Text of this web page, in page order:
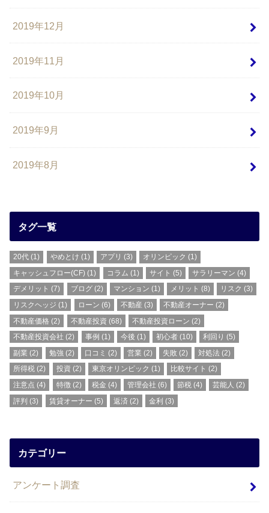
2019年12月
2019年11月
2019年10月
2019年9月
2019年8月
タグ一覧
20代 (1) やめとけ (1) アプリ (3) オリンピック (1)
キャッシュフロー(CF) (1) コラム (1) サイト (5) サラリーマン (4)
デメリット (7) ブログ(2) マンション (1) メリット (8) リスク (3)
リスクヘッジ (1) ローン (6) 不動産(3) 不動産オーナー (2)
不動産価格 (2) 不動産投資 (68) 不動産投資ローン (2)
不動産投資会社 (2) 事例 (1) 今後 (1) 初心者 (10) 利回り (5)
副業 (2) 勉強 (2) 口コミ (2) 営業 (2) 失敗 (2) 対処法 (2)
所得税 (2) 投資 (2) 東京オリンピック (1) 比較サイト (2)
注意点 (4) 特徴(2) 税金 (4) 管理会社 (6) 節税 (4) 芸能人 (2)
評判 (3) 賃貸オーナー (5) 返済 (2) 金利 (3)
カテゴリー
アンケート調査